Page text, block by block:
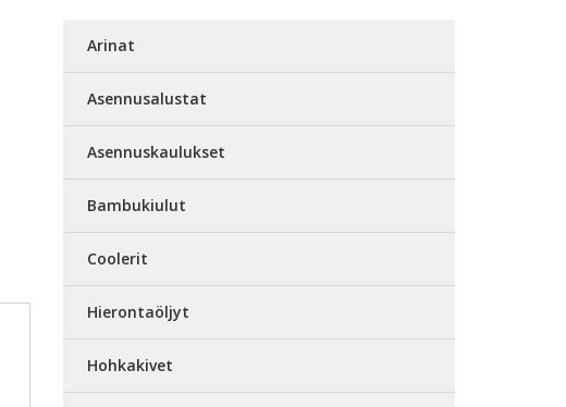
Arinat
Asennusalustat
Asennuskaulukset
Bambukiulut
Coolerit
Hierontaöljyt
Hohkakivet